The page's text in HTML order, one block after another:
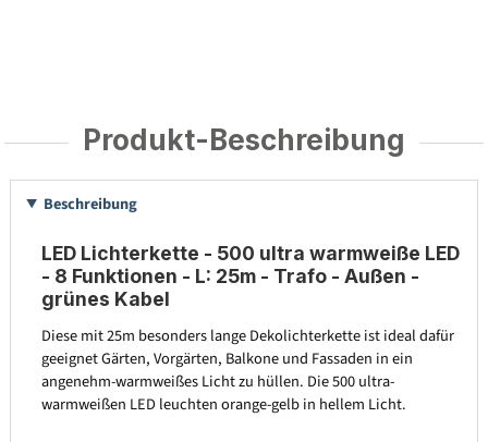
Produkt-Beschreibung
Beschreibung
LED Lichterkette - 500 ultra warmweiße LED
- 8 Funktionen - L: 25m - Trafo - Außen -
grünes Kabel
Diese mit 25m besonders lange Dekolichterkette ist ideal dafür
geeignet Gärten, Vorgärten, Balkone und Fassaden in ein
angenehm-warmweißes Licht zu hüllen. Die 500 ultra-
warmweißen LED leuchten orange-gelb in hellem Licht.